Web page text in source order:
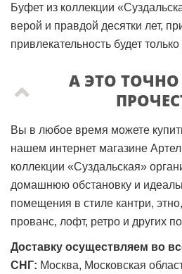
Буфет из коллекции
верой и правдой десятки лет,
привлекательность будет
А ЭТО
Вы в любое время можете
нашем интернет магазине
коллекции «Суздальская»
домашнюю обстановку и
помещения в стиле кантри,
прованс, лофт, ретро и других
Доставку осуществляем во
СНГ: Москва, Московская